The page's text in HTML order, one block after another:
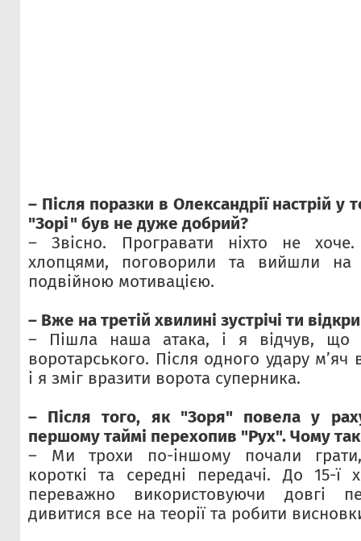
– Після поразки в Олександрії настрій у
"Зорі" був не дуже добрий?
– Звісно. Програвати ніхто не
хлопцями, поговорили та вийшли
подвійною мотивацією.
– Вже на третій хвилині зустрічі ти
– Пішла наша атака, і я відчув, що
воротарського. Після одного удару м’яч
і я зміг вразити ворота суперника.
– Після того, як "Зоря" повела у
першому таймі перехопив "Рух". Чому так
– Ми трохи по-іншому почали грати,
короткі та середні передачі. До 15-ї
переважно використовуючи довгі
дивитися все на теорії та робити